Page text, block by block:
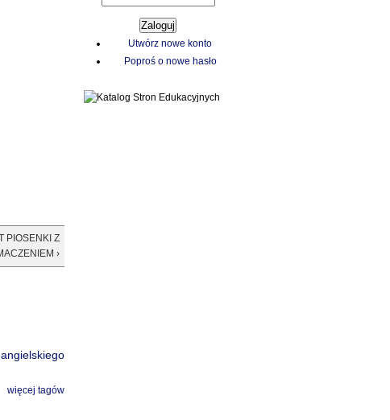
PIOSENKI Z
›
więcej tagów
Utwórz nowe konto
Poproś o nowe hasło